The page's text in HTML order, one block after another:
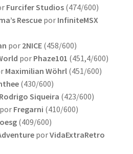
Furcifer Studios(474/600)
Rescuepor InfiniteMSX
por 2NICE(458/600)
por Phaze101 (451,4/600)
Maximilian Wöhrl(451/600)
(430/600)
Rodrigo Siqueira (423/600)
por Fregarni (410/600)
(409/600)
porVidaExtraRetro